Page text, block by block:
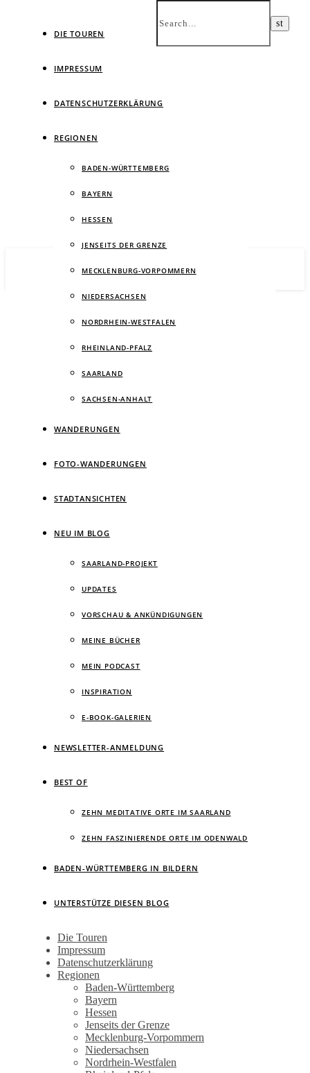
DIE TOUREN
IMPRESSUM
DATENSCHUTZERKLÄRUNG
REGIONEN
BADEN-WÜRTTEMBERG
BAYERN
HESSEN
JENSEITS DER GRENZE
MECKLENBURG-VORPOMMERN
NIEDERSACHSEN
NORDRHEIN-WESTFALEN
RHEINLAND-PFALZ
SAARLAND
SACHSEN-ANHALT
WANDERUNGEN
FOTO-WANDERUNGEN
STADTANSICHTEN
NEU IM BLOG
SAARLAND-PROJEKT
UPDATES
VORSCHAU & ANKÜNDIGUNGEN
MEINE BÜCHER
MEIN PODCAST
INSPIRATION
E-BOOK-GALERIEN
NEWSLETTER-ANMELDUNG
BEST OF
ZEHN MEDITATIVE ORTE IM SAARLAND
ZEHN FASZINIERENDE ORTE IM ODENWALD
BADEN-WÜRTTEMBERG IN BILDERN
UNTERSTÜTZE DIESEN BLOG
Wandertagebuch von Torsten
Wirschum
Die Touren
Impressum
Datenschutzerklärung
Regionen
Baden-Württemberg
Bayern
Hessen
Jenseits der Grenze
Mecklenburg-Vorpommern
Niedersachsen
Nordrhein-Westfalen